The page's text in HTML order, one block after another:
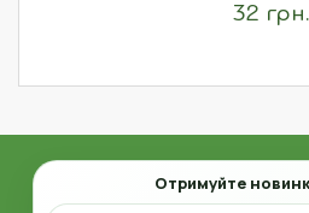
32 грн.
Email
Отримуйте